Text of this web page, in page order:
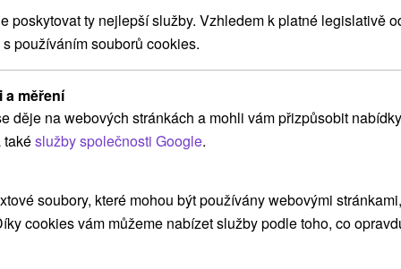
provozní doby.
do vodních parků je
do Gopassu před
Gopass kartu
zájmu o vydání
vydání na místě
registrace klienta do
na lanovky a vstupy
gurmánskou
code" během
formou teplých a
á la carte. Večeře v
Pro pohodový
Grand Lounge, jehož
terasa.
a je monitorováno
lobby baru, u
poskytovat ty nejlepší služby. Vzhledem k platné legislativě
používáním souborů cookies.
a měření
děje na webových stránkách a mohli vám přizpůsobit
takéslužby společnosti Google.
soubory, které mohou být používány webovými
cookies vám můžeme nabízet služby podle toho, co